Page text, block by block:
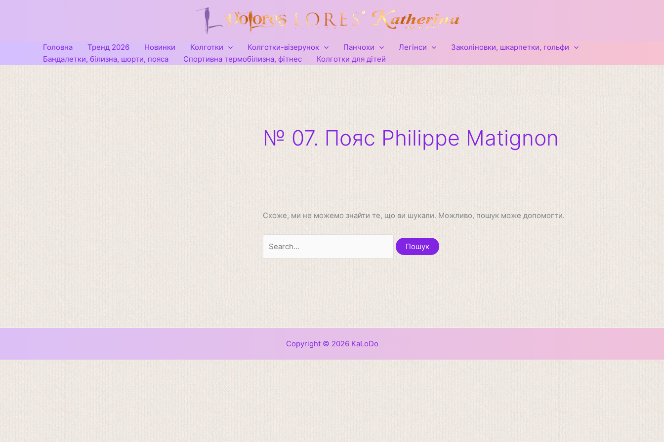
Головна
Тренд 2026 Новинки Колготки Колготки-візерунок Панчохи Легінси
Заколіновки, шкарпетки, гольфи
Бандалетки, білизна, шорти, пояса
Спортивна термобілизна, фітнес Колготки для дітей
№ 07. Пояс Philippe Matignon
Схоже, ми не можемо знайти те, що ви шукали. Можливо, пошук може допомогти.
Copyright © 2026 KaLoDo